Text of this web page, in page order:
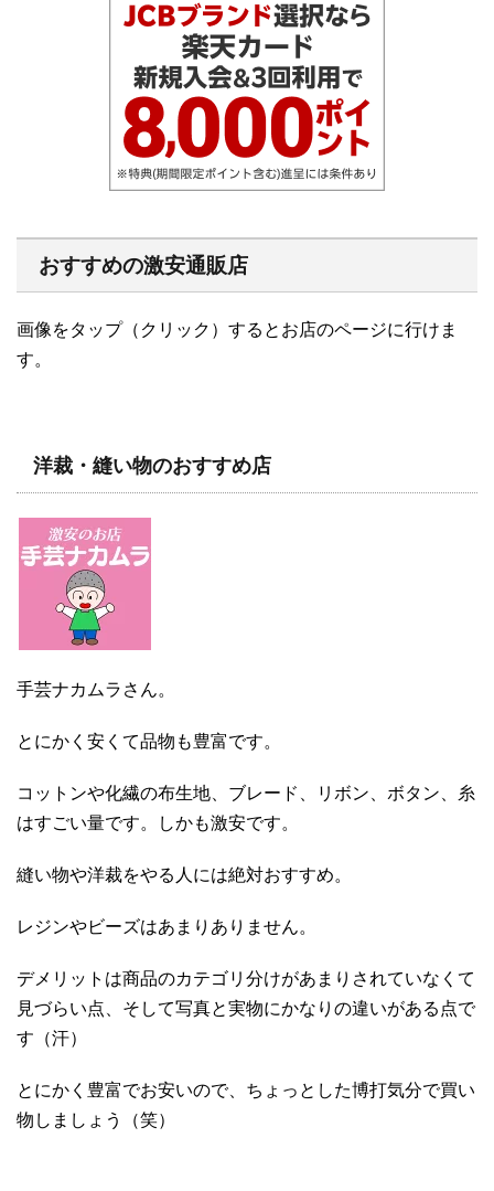
おすすめの激安通販店
画像をタップ（クリック）するとお店のページに行けま
す。
洋裁・縫い物のおすすめ店
手芸ナカムラさん。
とにかく安くて品物も豊富です。
コットンや化繊の布生地、ブレード、リボン、ボタン、糸
はすごい量です。しかも激安です。
縫い物や洋裁をやる人には絶対おすすめ。
レジンやビーズはあまりありません。
デメリットは商品のカテゴリ分けがあまりされていなくて
見づらい点、そして写真と実物にかなりの違いがある点で
す（汗）
とにかく豊富でお安いので、ちょっとした博打気分で買い
物しましょう（笑）